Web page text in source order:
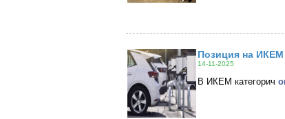
Позиция на ИКЕМ
14-11-2025
В ИКЕМ категорич